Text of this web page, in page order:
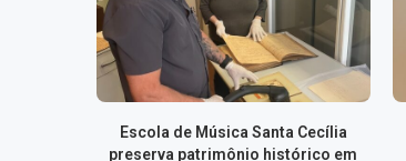
Escola de Música Santa Cecília
preserva patrimônio histórico em